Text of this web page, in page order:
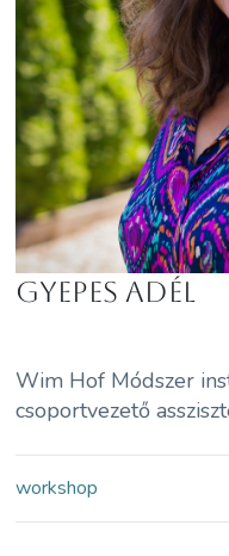
Gyepes Adél
Wim Hof Módszer
csoportvezető
workshop